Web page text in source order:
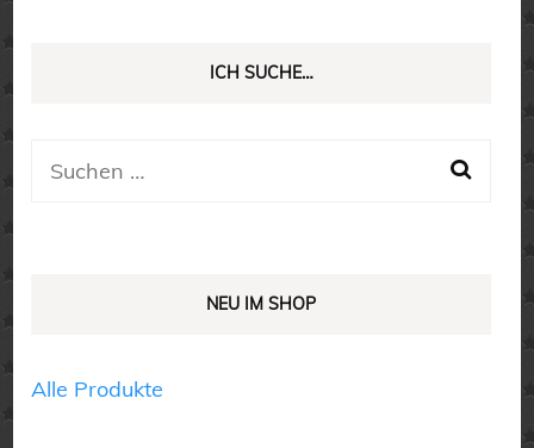
ICH SUCHE…
Suchen
NEU IM SHOP
Alle Produkte